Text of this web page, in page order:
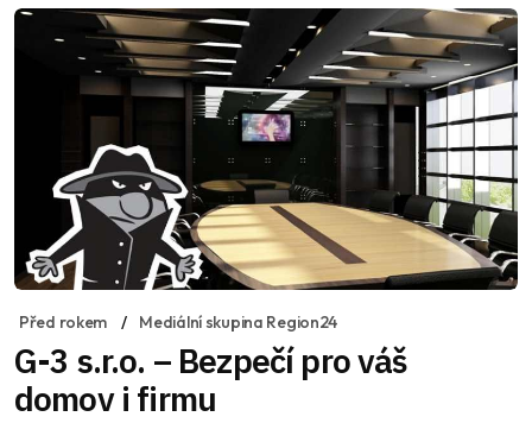
Před rokem Mediální skupina Region24
G-3 s.r.o. – Bezpečí pro váš
domov i firmu